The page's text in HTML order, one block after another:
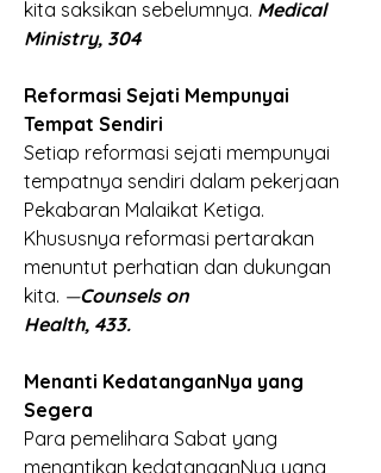
kita saksikan sebelumnya. Medical
Ministry, 304
Reformasi Sejati Mempunyai
Tempat Sendiri
Setiap reformasi sejati mempunyai
tempatnya sendiri dalam pekerjaan
Pekabaran Malaikat Ketiga.
Khususnya reformasi pertarakan
menuntut perhatian dan dukungan
kita. —Counsels on
Health, 433.
Menanti KedatanganNya yang
Segera
Para pemelihara Sabat yang
menantikan kedatanganNya yang